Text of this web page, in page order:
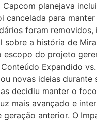
planejava
para
foram
a história de
do projeto
Expandido
novas ideias durante
decidiu manter o
mais avançado e
anterior. O